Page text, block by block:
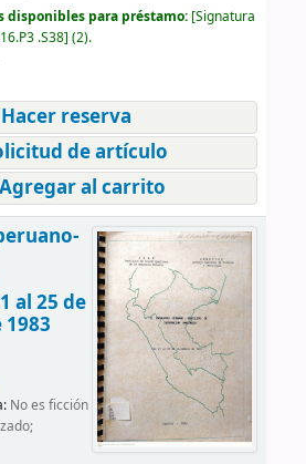
disponibles para préstamo: Signatura
.S38 (2).
reserva
de artículo
al carrito
al 25 de
No es ficción